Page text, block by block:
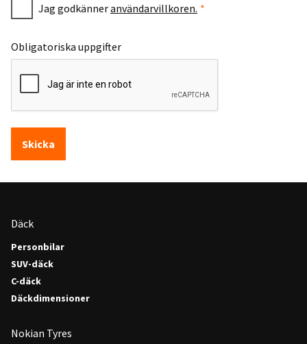
Jag godkänneranvändarvillkoren.
Obligatoriska uppgifter
Skicka
Däck
Personbilar
SUV-däck
C-däck
Däckdimensioner
Nokian Tyres